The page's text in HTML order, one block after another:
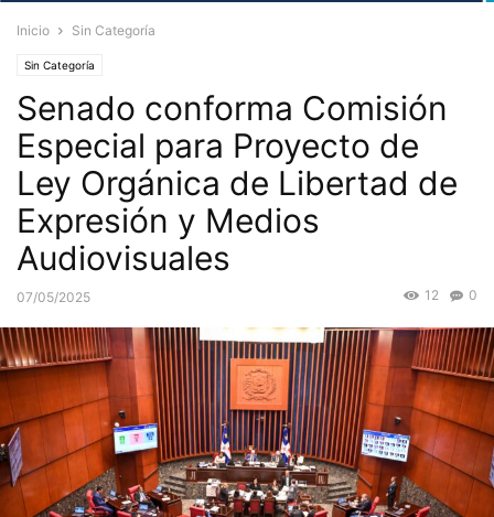
Inicio Sin Categoría
Sin Categoría
Senado conforma Comisión
Especial para Proyecto de
Ley Orgánica de Libertad de
Expresión y Medios
Audiovisuales
07/05/2025 0
12